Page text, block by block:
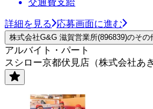
詳細を見る 応募画面に進む
株式会社G&G 滋賀営業所(896839)のその
アルバイト・パート
スシロー京都伏見店（株式会社あ